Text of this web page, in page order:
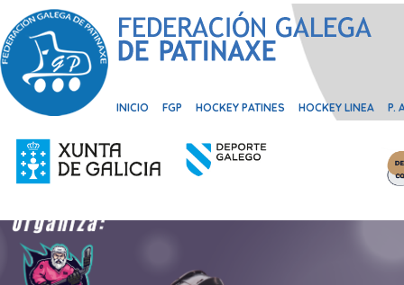
INICIO FGP HOCKEY PATINES HOCKEY LINEA P.